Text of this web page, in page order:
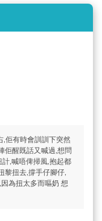
,佢有時會訓訓下突然
佢醒既話又喊過,想問
,喊唔俾掃風,抱起都
黎扭去,撐手仔腳仔,
為扭太多而嘔奶 想